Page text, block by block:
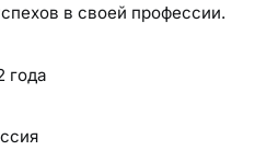
в своей профессии.
года